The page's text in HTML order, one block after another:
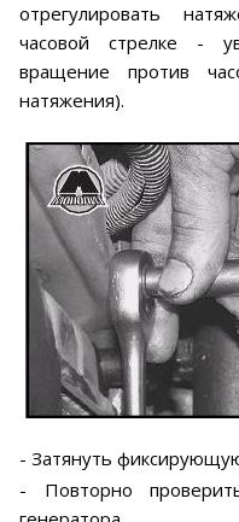
отрегулировать
часовой стрелке -
вращение против
натяжения).
- Затянуть
- Повторно